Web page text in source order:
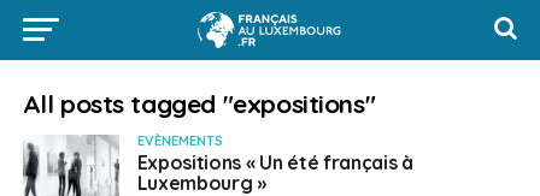
All posts tagged "expositions"
EVÈNEMENTS
Expositions « Un été français à
Luxembourg »